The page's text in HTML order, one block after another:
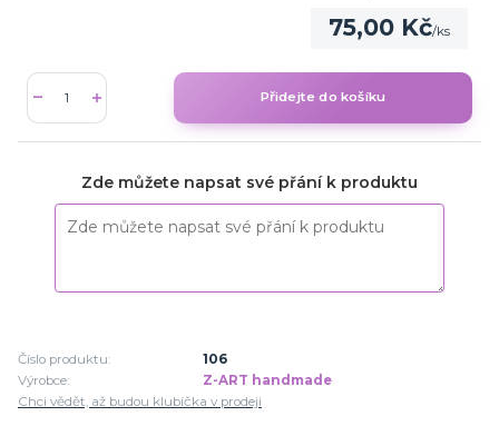
75,00 Kč/ks
Přidejte do košíku
Zde můžete napsat své přání k produktu
Číslo produktu:
106
Výrobce:
Z-ART handmade
Chci vědět, až budou klubíčka v prodeji